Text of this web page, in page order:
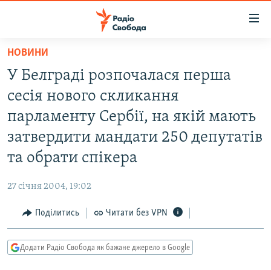
Перейти
основного
матеріалу
до
основної
навігації
до
ВСЕ ЗА ДОБУ
ЕКОНОМІКА
СПОРТ
УКРАЇНА
РОСІЙСЬКА «ФІЛЬТРАЦІЯ»
ТИ ЯК?
СХЕМИ
НОВИНИ
У Белградi розпочалася перша
сесiя нового скликання
парламенту Сербiї, на якій мають
затвердити мандати 250 депутатiв
та обрати спiкера
27 січня 2004, 19:02
Поділитись Читати без VPN
Додати Радіо Свобода як бажане джерело в Google